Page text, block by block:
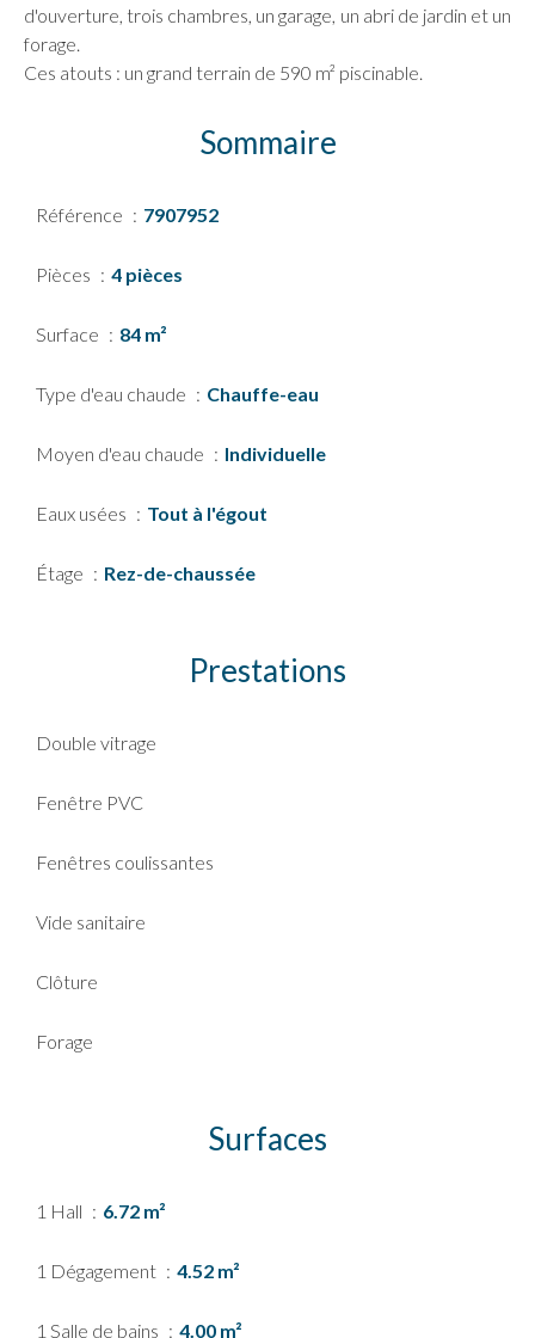
d'ouverture, trois chambres, un garage, un abri de jardin et un
forage.
Ces atouts : un grand terrain de 590 m² piscinable.
Sommaire
Référence 7907952
Pièces 4 pièces
Surface 84 m²
Type d'eau chaude Chauffe-eau
Moyen d'eau chaude Individuelle
Eaux usées Tout à l'égout
Étage Rez-de-chaussée
Prestations
Double vitrage
Fenêtre PVC
Fenêtres coulissantes
Vide sanitaire
Clôture
Forage
Surfaces
1 Hall 6.72 m²
1 Dégagement 4.52 m²
1 Salle de bains 4.00 m²